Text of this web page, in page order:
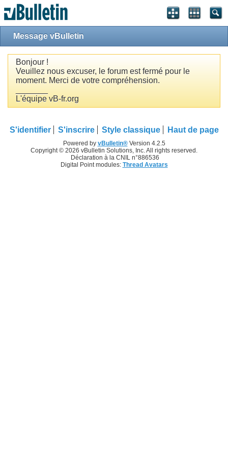
Message vBulletin
Bonjour !
Veuillez nous excuser, le forum est fermé pour le
moment. Merci de votre compréhension.
L'équipe vB-fr.org
S'identifier S'inscrire Style classique Haut de page
Powered by vBulletin®Version 4.2.5
Copyright © 2026 vBulletin Solutions, Inc. All rights reserved.
Déclaration à la CNIL n°886536
Digital Point modules: Thread Avatars